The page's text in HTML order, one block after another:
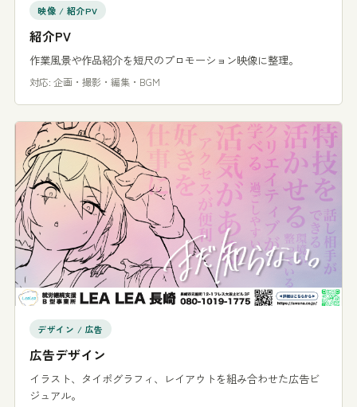
映像 / 紹介PV
紹介PV
作業風景や作品紹介を短尺のプロモーション映像に整理。
対応: 企画・撮影・編集・BGM
デザイン / 広告
広告デザイン
イラスト、タイポグラフィ、レイアウトを組み合わせた広告ビ
ジュアル。